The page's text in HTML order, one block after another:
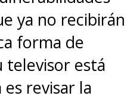
ya no recibirán
forma de
televisor está
revisar la